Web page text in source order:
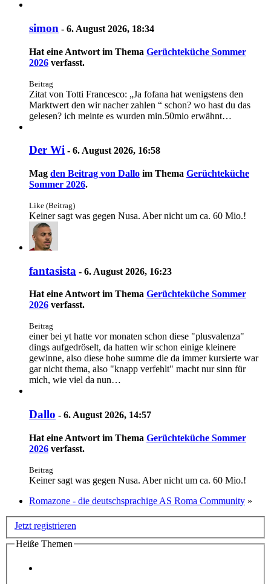
simon - 6. August 2026, 18:34
Hat eine Antwort im Thema Gerüchteküche Sommer
2026 verfasst.
Beitrag
Zitat von Totti Francesco: „Ja fofana hat wenigstens den
Marktwert den wir nacher zahlen “ schon? wo hast du das
gelesen? ich meinte es wurden min.50mio erwähnt…
Der Wi - 6. August 2026, 16:58
Mag den Beitrag von Dallo im Thema Gerüchteküche
Sommer 2026.
Like (Beitrag)
Keiner sagt was gegen Nusa. Aber nicht um ca. 60 Mio.!
fantasista - 6. August 2026, 16:23
Hat eine Antwort im Thema Gerüchteküche Sommer
2026 verfasst.
Beitrag
einer bei yt hatte vor monaten schon diese "plusvalenza"
dings aufgedröselt, da hatten wir schon einige kleinere
gewinne, also diese hohe summe die da immer kursierte war
gar nicht thema, also "knapp verfehlt" macht nur sinn für
mich, wie viel da nun…
Dallo - 6. August 2026, 14:57
Hat eine Antwort im Thema Gerüchteküche Sommer
2026 verfasst.
Beitrag
Keiner sagt was gegen Nusa. Aber nicht um ca. 60 Mio.!
Romazone - die deutschsprachige AS Roma Community »
Jetzt registrieren
Heiße Themen